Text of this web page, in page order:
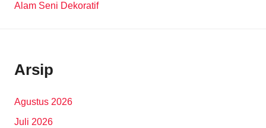
Alam Seni Dekoratif
Arsip
Agustus 2026
Juli 2026